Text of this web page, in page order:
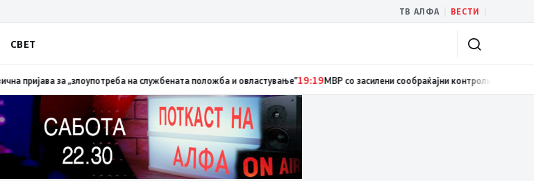
ТВ АЛФА ВЕСТИ
СВЕТ
со брусилица19:21МВР: Лишен од слобода полициски службеник, поднесена кривична пријава за „злоупотреба на